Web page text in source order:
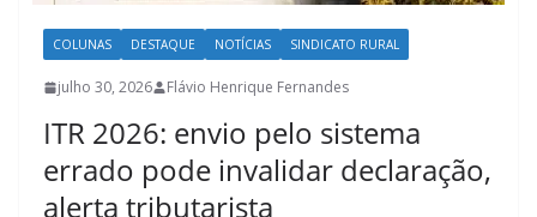
COLUNAS DESTAQUE NOTÍCIAS SINDICATO RURAL
julho 30, 2026 Flávio Henrique Fernandes
ITR 2026: envio pelo sistema
errado pode invalidar declaração,
alerta tributarista